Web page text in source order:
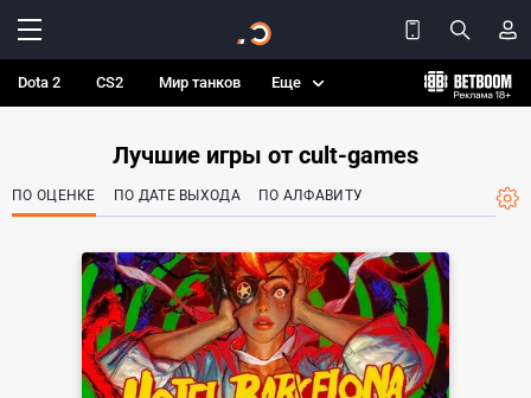
Dota 2 CS2 Мир танков Еще
Лучшие игры от cult-games
ПО ОЦЕНКЕ ПО ДАТЕ ВЫХОДА ПО АЛФАВИТУ